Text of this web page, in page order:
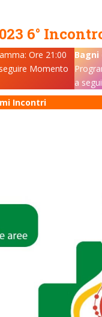
6°
Ore 21:00
Momento
Bagni
a
Incontri